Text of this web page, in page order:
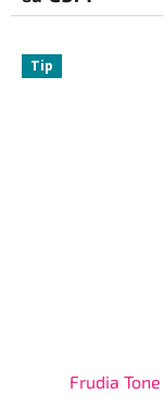
Tip
Frudia